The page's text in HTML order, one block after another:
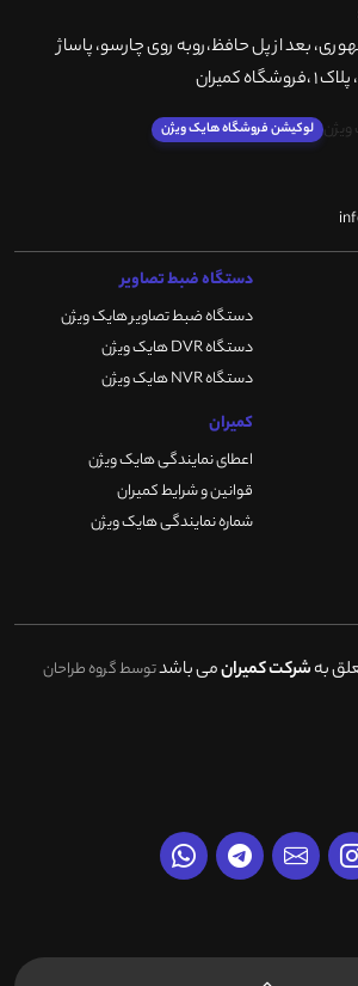
بعد از پل حافظ،روبه روی چارسو، پاساژ
کمیران
لوکیشن فروشگاه هایک ویژن
دستگاه ضبط تصاویر
دستگاه ضبط تصاویر هایک ویژن
دستگاه DVR هایک ویژن
دستگاه NVR هایک ویژن
کمیران
اعطای نمایندگی هایک ویژن
قوانین و شرایط کمیران
شماره نمایندگی هایک ویژن
بهشرکت کمیرانمی باشدتوسط گروه طراحان